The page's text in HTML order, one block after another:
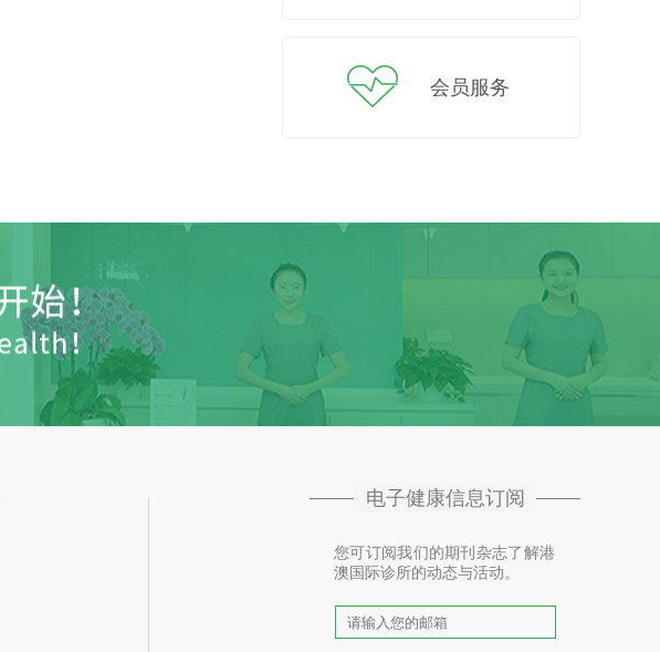
会员服务
电子健康信息订阅
您可订阅我们的期刊杂志了解港
澳国际诊所的动态与活动。